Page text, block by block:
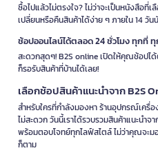
ซื้อไปแล้วไม่ตรงใจ? ไม่ว่าจะเป็นหนังสือ
เปลี่ยนหรือคืนสินค้าได้ง่าย ๆ ภายใน 14 วั
ช้อปออนไลน์ได้ตลอด 24 ชั่วโมง ทุกที่ ทุ
สะดวกสุดๆ! B2S online เปิดให้คุณช้อปไ
ก็รอรับสินค้าที่บ้านได้เลย!
เลือกช้อปสินค้าแนะนำจาก B2S
สำหรับใครที่กำลังมองหา ร้านอุปกรณ์เครื่
ไม่สะดวก วันนี้เราได้รวบรวมสินค้าแนะนำ
พร้อมตอบโจทย์ทุกไลฟ์สไตล์ ไม่ว่าคุณจะ
ก็ตาม